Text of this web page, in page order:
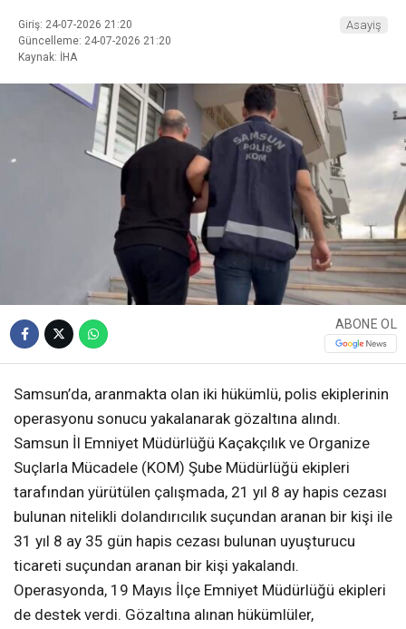
Giriş: 24-07-2026 21:20
Güncelleme: 24-07-2026 21:20
Kaynak: İHA
Asayiş
ABONE OL
Samsun’da, aranmakta olan iki hükümlü, polis ekiplerinin
operasyonu sonucu yakalanarak gözaltına alındı.
Samsun İl Emniyet Müdürlüğü Kaçakçılık ve Organize
Suçlarla Mücadele (KOM) Şube Müdürlüğü ekipleri
tarafından yürütülen çalışmada, 21 yıl 8 ay hapis cezası
bulunan nitelikli dolandırıcılık suçundan aranan bir kişi ile
31 yıl 8 ay 35 gün hapis cezası bulunan uyuşturucu
ticareti suçundan aranan bir kişi yakalandı.
Operasyonda, 19 Mayıs İlçe Emniyet Müdürlüğü ekipleri
de destek verdi. Gözaltına alınan hükümlüler,